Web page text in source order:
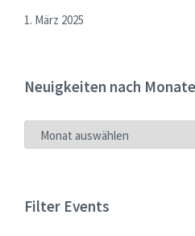
1. März 2025
Neuigkeiten nach
NEUIGKEITEN
NACH
Filter Events